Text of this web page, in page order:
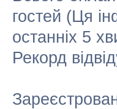
гостей (Ця
останніх 5
Рекорд